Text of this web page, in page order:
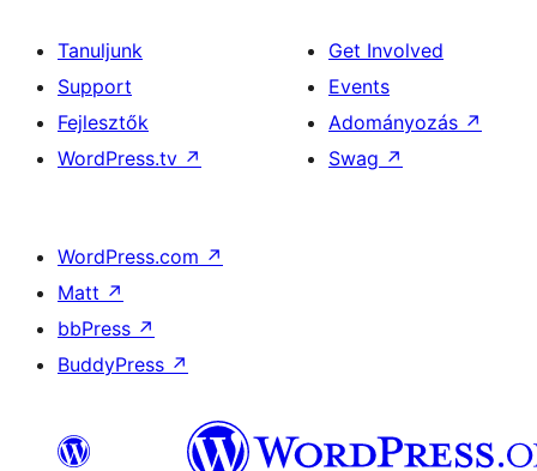
Tanuljunk
Support
Fejlesztők
WordPress.tv ↗
Get Involved
Events
Adományozás ↗
Swag ↗
WordPress.com ↗
Matt ↗
bbPress ↗
BuddyPress ↗